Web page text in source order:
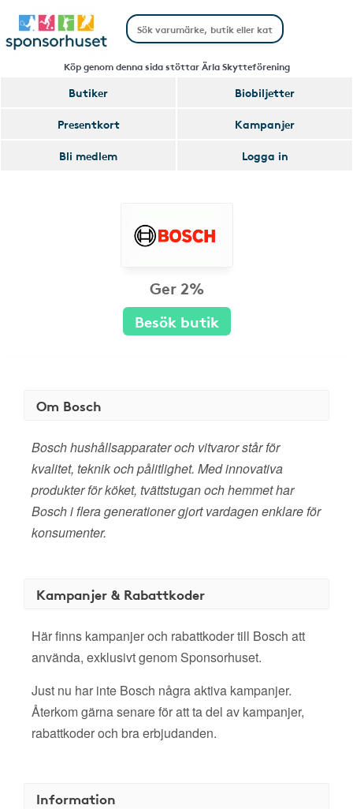
Köp genom denna sida stöttar Ärla Skytteförening
Butiker
Biobiljetter
Presentkort
Kampanjer
Bli medlem
Logga in
Ger 2%
Besök butik
Om Bosch
Bosch hushållsapparater och vitvaror står för
kvalitet, teknik och pålitlighet. Med innovativa
produkter för köket, tvättstugan och hemmet har
Bosch i flera generationer gjort vardagen enklare för
konsumenter.
Kampanjer & Rabattkoder
Här finns kampanjer och rabattkoder till Bosch att
använda, exklusivt genom Sponsorhuset.
Just nu har inte Bosch några aktiva kampanjer.
Återkom gärna senare för att ta del av kampanjer,
rabattkoder och bra erbjudanden.
Information